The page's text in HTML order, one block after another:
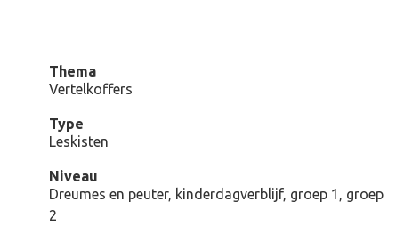
Thema
Vertelkoffers
Type
Leskisten
Niveau
Dreumes en peuter, kinderdagverblijf, groep 1, groep
2